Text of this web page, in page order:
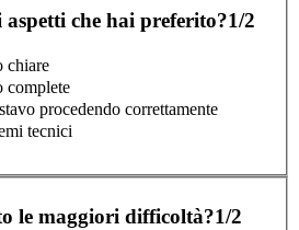
che hai preferito?1/2
chiare
complete
procedendo correttamente
tecnici
le maggiori difficoltà?1/2